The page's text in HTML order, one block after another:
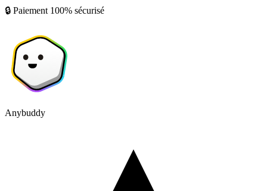
🔒 Paiement 100% sécurisé
Anybuddy